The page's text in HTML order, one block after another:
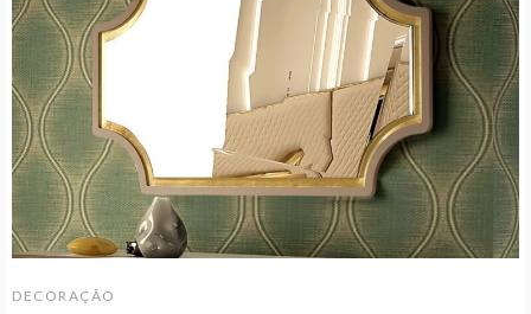
DECORAÇÃO